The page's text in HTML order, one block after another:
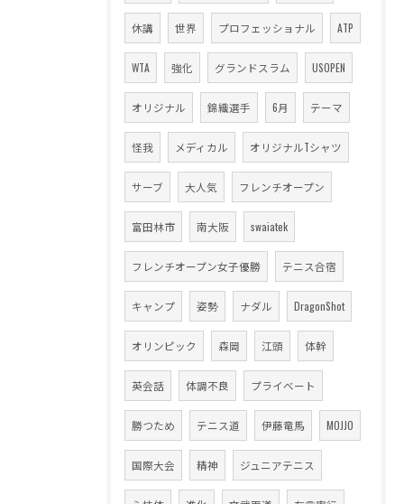
休講 世界 プロフェッショナル ATP
WTA 強化 グランドスラム USOPEN
オリジナル 錦織選手 6月 テーマ
怪我 メディカル オリジナルTシャツ
サーブ 大人気 フレンチオープン
富田林市 南大阪 swaiatek
フレンチオープン女子優勝 テニス合宿
キャンプ 姿勢 ナダル DragonShot
オリンピック 森岡 江頭 体幹
英会話 体調不良 プライベート
勝つため テニス道 伊藤竜馬 MOJJO
国際大会 精神 ジュニアテニス